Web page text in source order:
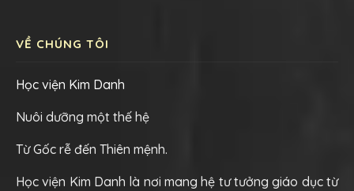
VỀ CHÚNG TÔI
Học viện Kim Danh
Nuôi dưỡng một thế hệ
Từ Gốc rễ đến Thiên mệnh.
Học viện Kim Danh là nơi mang hệ tư tưởng giáo dục từ